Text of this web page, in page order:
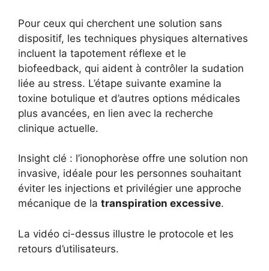
Pour ceux qui cherchent une solution sans
dispositif, les techniques physiques alternatives
incluent la tapotement réflexe et le
biofeedback, qui aident à contrôler la sudation
liée au stress. L’étape suivante examine la
toxine botulique et d’autres options médicales
plus avancées, en lien avec la recherche
clinique actuelle.
Insight clé : l’ionophorèse offre une solution non
invasive, idéale pour les personnes souhaitant
éviter les injections et privilégier une approche
mécanique de la transpiration excessive.
La vidéo ci-dessus illustre le protocole et les
retours d’utilisateurs.